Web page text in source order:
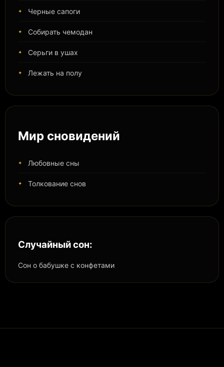
Черные сапоги
Собирать чемодан
Серьги в ушах
Лежать на полу
Мир сновидений
Любовные сны
Толкование снов
Случайный сон:
Сон о бабушке с конфетами